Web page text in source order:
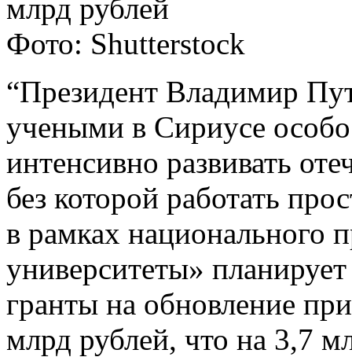
млрд рублей
Фото: Shutterstock
“Президент Владимир
учеными в Сириусе
интенсивно развивать
без которой работать
в рамках национального
университеты»
гранты на обновление
млрд рублей, что на 3,7